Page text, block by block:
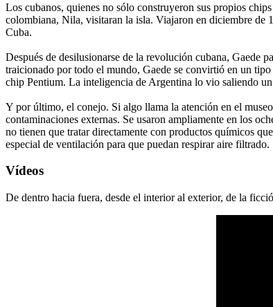
Los cubanos, quienes no sólo construyeron sus propios
colombiana, Nila, visitaran la isla. Viajaron en diciembre de
Cuba.
Después de desilusionarse de la revolución cubana, Gaede
traicionado por todo el mundo, Gaede se convirtió en un
chip Pentium. La inteligencia de Argentina lo vio saliendo
Y por último, el conejo. Si algo llama la atención en el
contaminaciones externas. Se usaron ampliamente en los
no tienen que tratar directamente con productos químicos
especial de ventilación para que puedan respirar aire filtrado.
Vídeos
De dentro hacia fuera, desde el interior al exterior, de la